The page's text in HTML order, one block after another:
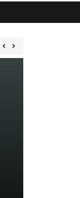
Great Place to Work® :